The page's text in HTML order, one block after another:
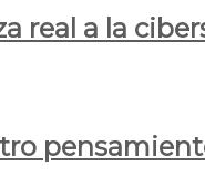
real a la